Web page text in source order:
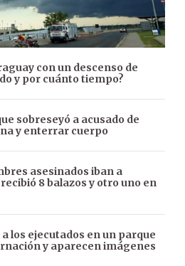
con un descenso de
y por cuánto tiempo?
sobreseyó a acusado de
y enterrar cuerpo
asesinados iban a
8 balazos y otro uno en
los ejecutados en un parque
y aparecen imágenes